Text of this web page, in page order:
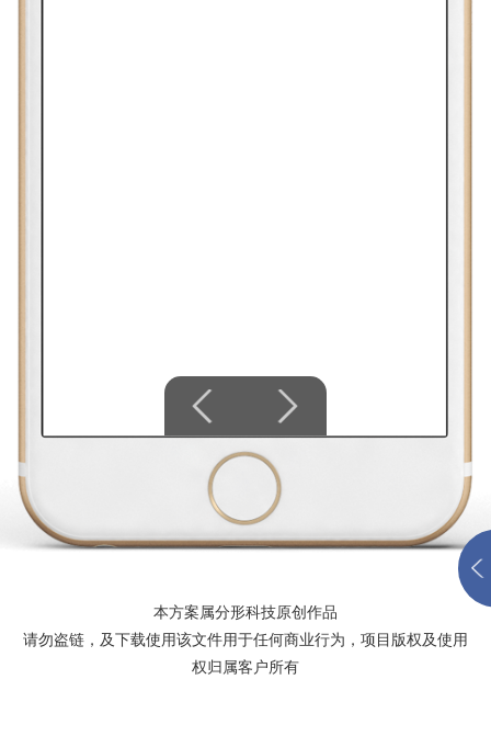
本方案属分形科技原创作品
请勿盗链，及下载使用该文件用于任何商业行为，项目版权及使用
权归属客户所有